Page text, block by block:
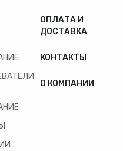
ОПЛАТА И
ДОСТАВКА
КОНТАКТЫ
О КОМПАНИИ